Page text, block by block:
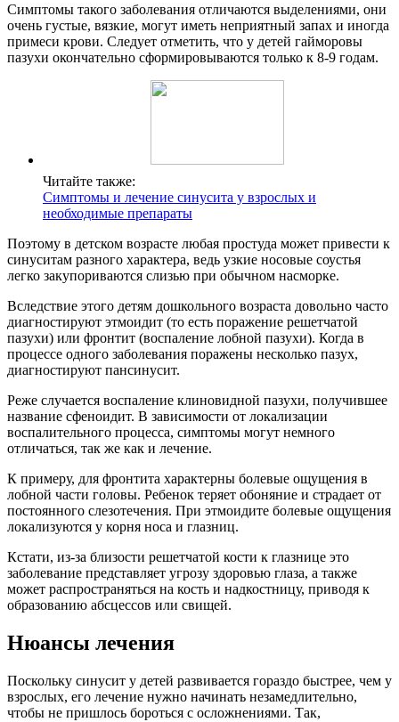
Симптомы такого заболевания отличаются выделениями, они
очень густые, вязкие, могут иметь неприятный запах и иногда
примеси крови. Следует отметить, что у детей гайморовы
пазухи окончательно сформировываются только к 8-9 годам.
Читайте также:
Симптомы и лечение синусита у взрослых и
необходимые препараты
Поэтому в детском возрасте любая простуда может привести к
синуситам разного характера, ведь узкие носовые соустья
легко закупориваются слизью при обычном насморке.
Вследствие этого детям дошкольного возраста довольно часто
диагностируют этмоидит (то есть поражение решетчатой
пазухи) или фронтит (воспаление лобной пазухи). Когда в
процессе одного заболевания поражены несколько пазух,
диагностируют пансинусит.
Реже случается воспаление клиновидной пазухи, получившее
название сфеноидит. В зависимости от локализации
воспалительного процесса, симптомы могут немного
отличаться, так же как и лечение.
К примеру, для фронтита характерны болевые ощущения в
лобной части головы. Ребенок теряет обоняние и страдает от
постоянного слезотечения. При этмоидите болевые ощущения
локализуются у корня носа и глазниц.
Кстати, из-за близости решетчатой кости к глазнице это
заболевание представляет угрозу здоровью глаза, а также
может распространяться на кость и надкостницу, приводя к
образованию абсцессов или свищей.
Нюансы лечения
Поскольку синусит у детей развивается гораздо быстрее, чем у
взрослых, его лечение нужно начинать незамедлительно,
чтобы не пришлось бороться с осложнениями. Так,